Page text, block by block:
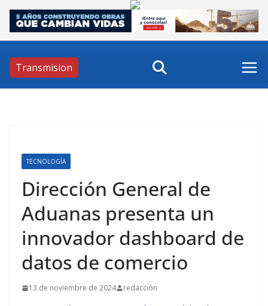
Skip
content
Transmision
TECNOLOGÍA
Dirección General de
Aduanas presenta un
innovador dashboard de
datos de comercio
13 de noviembre de 2024 redacción